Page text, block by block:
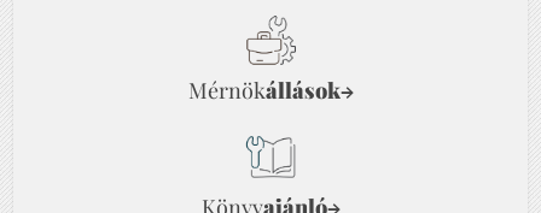
Mérnökállások→
Könyvajánló→